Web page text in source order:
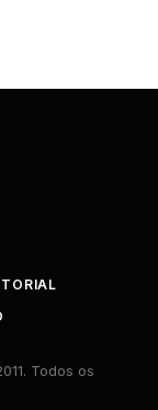
Todos os